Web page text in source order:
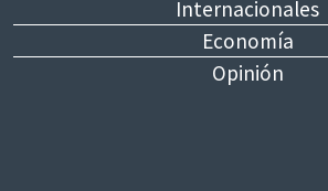
Internacionales
Economía
Opinión